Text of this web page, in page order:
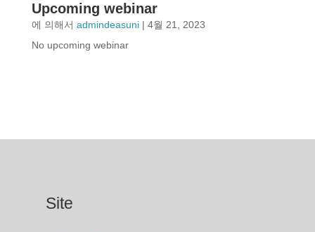
Upcoming webinar
에 의해서 admindeasuni| 4월 21, 2023
No upcoming webinar
Site